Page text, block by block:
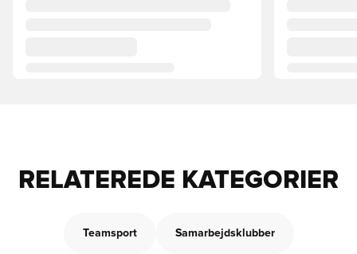
RELATEREDE KATEGORIER
Teamsport Samarbejdsklubber